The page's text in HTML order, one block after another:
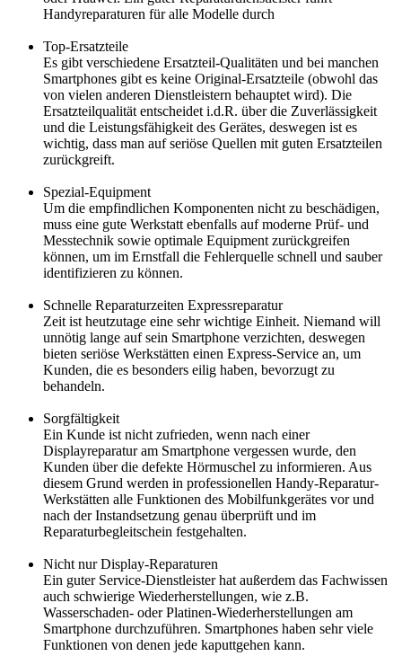
Handyreparaturen für alle Modelle durch
Top-Ersatzteile
Es gibt verschiedene Ersatzteil-Qualitäten und bei manchen
Smartphones gibt es keine Original-Ersatzteile (obwohl das
von vielen anderen Dienstleistern behauptet wird). Die
Ersatzteilqualität entscheidet i.d.R. über die Zuverlässigkeit
und die Leistungsfähigkeit des Gerätes, deswegen ist es
wichtig, dass man auf seriöse Quellen mit guten Ersatzteilen
zurückgreift.
Spezial-Equipment
Um die empfindlichen Komponenten nicht zu beschädigen,
muss eine gute Werkstatt ebenfalls auf moderne Prüf- und
Messtechnik sowie optimale Equipment zurückgreifen
können, um im Ernstfall die Fehlerquelle schnell und sauber
identifizieren zu können.
Schnelle Reparaturzeiten Expressreparatur
Zeit ist heutzutage eine sehr wichtige Einheit. Niemand will
unnötig lange auf sein Smartphone verzichten, deswegen
bieten seriöse Werkstätten einen Express-Service an, um
Kunden, die es besonders eilig haben, bevorzugt zu
behandeln.
Sorgfältigkeit
Ein Kunde ist nicht zufrieden, wenn nach einer
Displayreparatur am Smartphone vergessen wurde, den
Kunden über die defekte Hörmuschel zu informieren. Aus
diesem Grund werden in professionellen Handy-Reparatur-
Werkstätten alle Funktionen des Mobilfunkgerätes vor und
nach der Instandsetzung genau überprüft und im
Reparaturbegleitschein festgehalten.
Nicht nur Display-Reparaturen
Ein guter Service-Dienstleister hat außerdem das Fachwissen
auch schwierige Wiederherstellungen, wie z.B.
Wasserschaden- oder Platinen-Wiederherstellungen am
Smartphone durchzuführen. Smartphones haben sehr viele
Funktionen von denen jede kaputtgehen kann.